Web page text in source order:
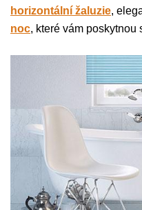
horizontální žaluzie,
noc, které vám poskytnou